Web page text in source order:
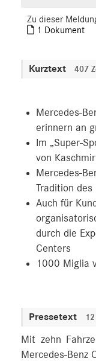
MEDIA
Zu dieser
1 Dokument
Kurztext 407
Mercedes-
erinnern an
Im „Super-
von
Mercedes-
Tradition
Auch für
durch die
Centers
1000 Miglia
Pressetext
Mit zehn
Mercedes-Benz